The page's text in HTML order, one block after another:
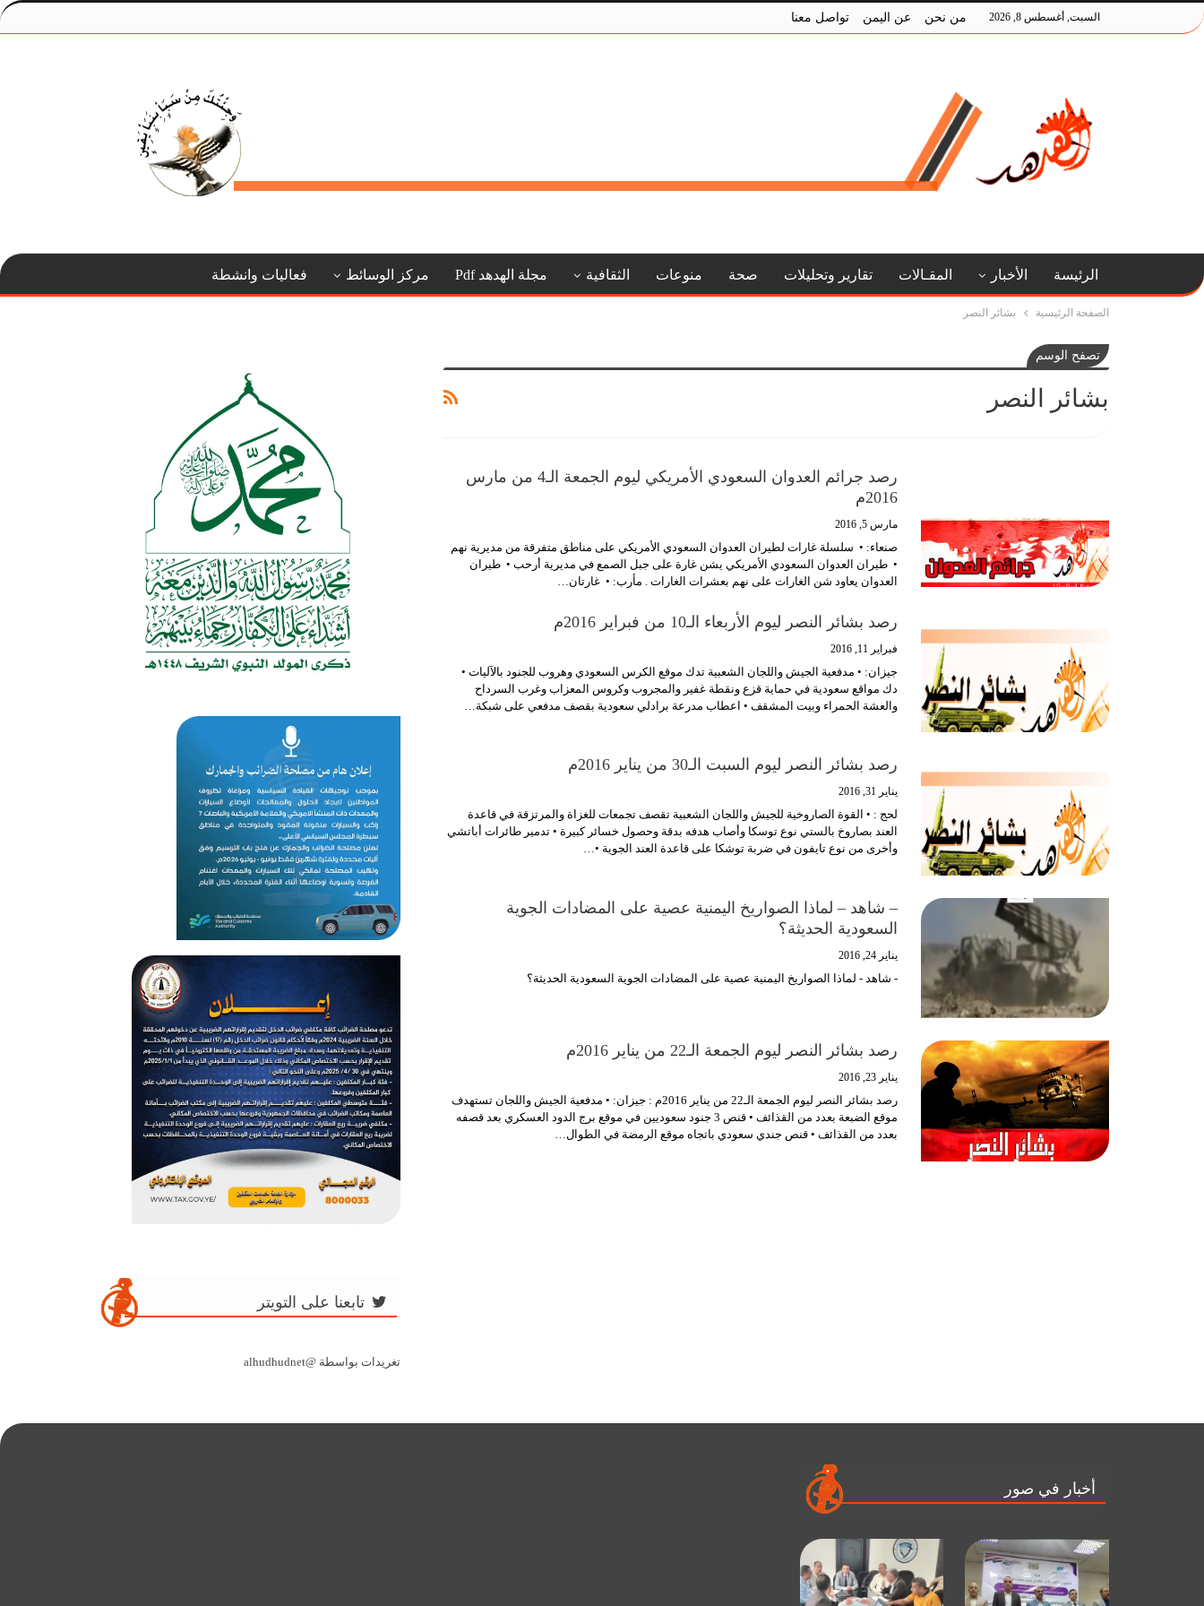
السبت, أغسطس 8, 2026 من نحن عن اليمن تواصل معنا
الرئيسة الأخبار المقـالات تقارير وتحليلات صحة منوعات الثقافية مجلة الهدهد Pdf مركز الوسائط فعاليات وانشطة
الصفحة الرئيسية بشائر النصر
تصفح الوسم
بشائر النصر
رصد جرائم العدوان السعودي الأمريكي ليوم الجمعة الـ4 من مارس
2016م
مارس 5, 2016
صنعاء: • سلسلة غارات لطيران العدوان السعودي الأمريكي على مناطق متفرقة من مديرية نهم
• طيران العدوان السعودي الأمريكي يشن غارة على جبل الصمع في مديرية أرحب • طيران
العدوان يعاود شن الغارات على نهم بعشرات الغارات . مأرب: • غارتان…
رصد بشائر النصر ليوم الأربعاء الـ10 من فبراير 2016م
فبراير 11, 2016
جيزان: • مدفعية الجيش واللجان الشعبية تدك موقع الكرس السعودي وهروب للجنود بالآليات •
دك مواقع سعودية في حماية قزع ونقطة غفير والمجروب وكروس المعزاب وغرب السرداح
والعشة الحمراء وبيت المشقف • اعطاب مدرعة برادلي سعودية بقصف مدفعي على شبكة…
رصد بشائر النصر ليوم السبت الـ30 من يناير 2016م
يناير 31, 2016
لحج : • القوة الصاروخية للجيش واللجان الشعبية تقصف تجمعات للغزاة والمرتزقة في قاعدة
العند بصاروخ بالستي نوع توسكا وأصاب هدفه بدقة وحصول خسائر كبيرة • تدمير طائرات أباتشي
وأخرى من نوع تايفون في ضربة توشكا على قاعدة العند الجوية •…
– شاهد – لماذا الصواريخ اليمنية عصية على المضادات الجوية
السعودية الحديثة؟
يناير 24, 2016
- شاهد - لماذا الصواريخ اليمنية عصية على المضادات الجوية السعودية الحديثة؟
رصد بشائر النصر ليوم الجمعة الـ22 من يناير 2016م
يناير 23, 2016
رصد بشائر النصر ليوم الجمعة الـ22 من يناير 2016م : جيزان: • مدفعية الجيش واللجان تستهدف
موقع الضبعة بعدد من القذائف • قنص 3 جنود سعوديين في موقع برج الدود العسكري بعد قصفه
بعدد من القذائف • قنص جندي سعودي باتجاه موقع الرمضة في الطوال…
تابعنا على التويتر
تغريدات بواسطة @alhudhudnet
أخبار في صور